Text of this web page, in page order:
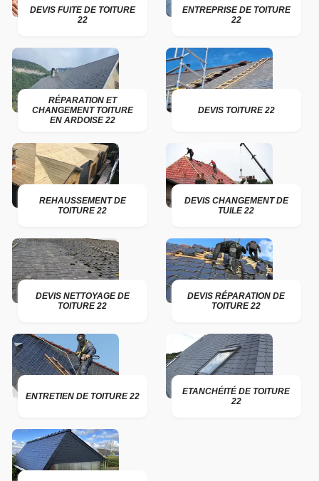
DEVIS FUITE DE TOITURE
22
ENTREPRISE DE TOITURE
22
RÉPARATION ET
CHANGEMENT TOITURE
EN ARDOISE 22
DEVIS TOITURE 22
REHAUSSEMENT DE
TOITURE 22
DEVIS CHANGEMENT DE
TUILE 22
DEVIS NETTOYAGE DE
TOITURE 22
DEVIS RÉPARATION DE
TOITURE 22
ENTRETIEN DE TOITURE 22
ETANCHÉITÉ DE TOITURE
22